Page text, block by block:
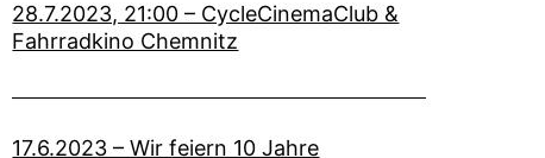
28.7.2023, 21:00 – CycleCinemaClub &
Fahrradkino Chemnitz
17.6.2023 – Wir feiern 10 Jahre